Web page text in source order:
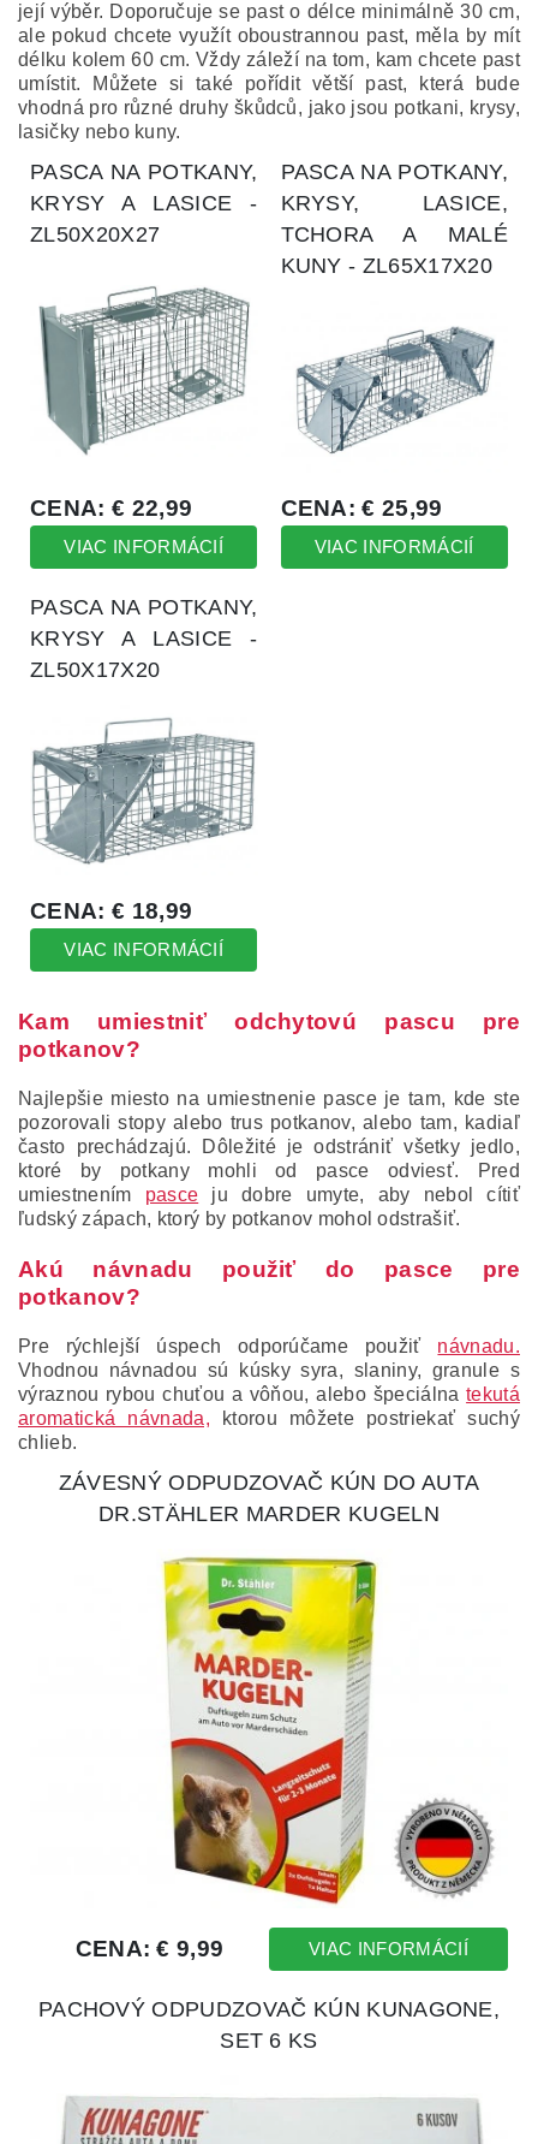
její výběr. Doporučuje se past o délce minimálně 30 cm,
ale pokud chcete využít oboustrannou past, měla by mít
délku kolem 60 cm. Vždy záleží na tom, kam chcete past
umístit. Můžete si také pořídit větší past, která bude
vhodná pro různé druhy škůdců, jako jsou potkani, krysy,
lasičky nebo kuny.
Kam umiestniť odchytovú pascu pre
potkanov?
Najlepšie miesto na umiestnenie pasce je tam, kde ste
pozorovali stopy alebo trus potkanov, alebo tam, kadiaľ
často prechádzajú. Dôležité je odstrániť všetky jedlo,
ktoré by potkany mohli od pasce odviesť. Pred
umiestnením pasce ju dobre umyte, aby nebol cítiť
ľudský zápach, ktorý by potkanov mohol odstrašiť.
Akú návnadu použiť do pasce pre
potkanov?
Pre rýchlejší úspech odporúčame použiť návnadu.
Vhodnou návnadou sú kúsky syra, slaniny, granule s
výraznou rybou chuťou a vôňou, alebo špeciálnatekutá
aromatická návnada, ktorou môžete postriekať suchý
chlieb.